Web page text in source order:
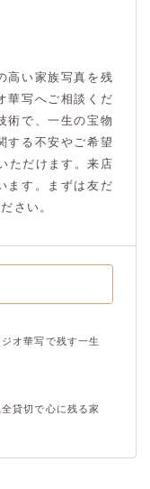
高い家族写真を残
華写へご相談くだ
術で、一生の宝物
する不安やご希望
ただけます。来店
ます。まずは友だ
さい。
オ華写で残す一生
貸切で心に残る家